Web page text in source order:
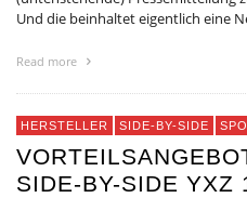
Und die beinhaltet eigentlich eine
Read more
HERSTELLER SIDE-BY-SIDE
SIDE-BY-SIDE YXZ